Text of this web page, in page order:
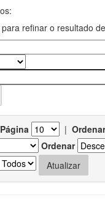
refinar o resultado
|
Ordenar